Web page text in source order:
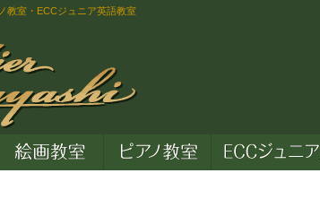
教室・ECCジュニア英語教室